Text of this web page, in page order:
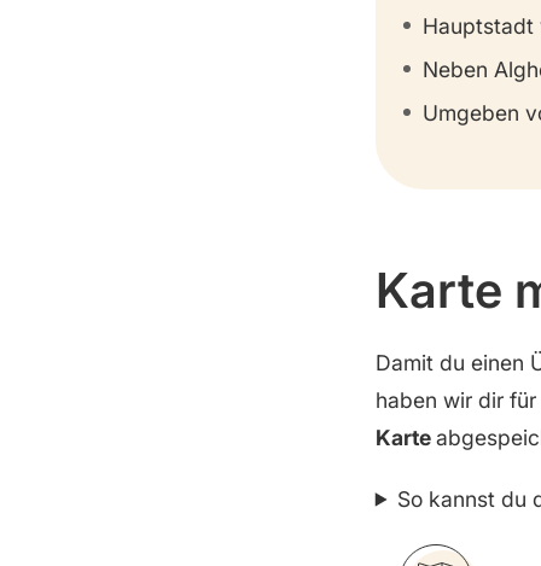
Hauptstadt
Neben
Umgeben
Karte
Damit du einen
haben wir dir
Karte
So kannst du